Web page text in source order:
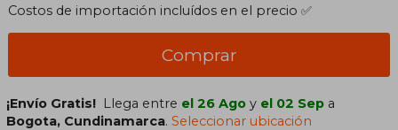
Costos de importación incluídos en el precio ✅
Comprar
¡Envío Gratis! Llega entre el 26 Ago y el 02 Sep a
Bogota, Cundinamarca.Seleccionar ubicación